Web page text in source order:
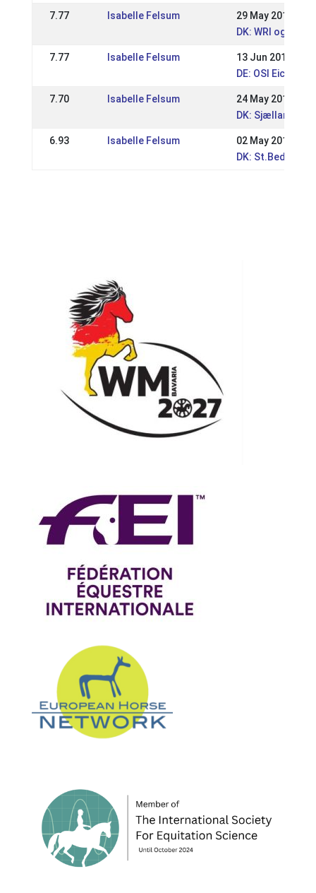
7.77 Isabelle Felsum
29 May 2011
DK: WRl og DRL
7.77 Isabelle Felsum
13 Jun 2010
DE: OSI
7.70 Isabelle Felsum
24 May 2010
DK: Sjællandske
6.93 Isabelle Felsum
02 May 2010
DK: